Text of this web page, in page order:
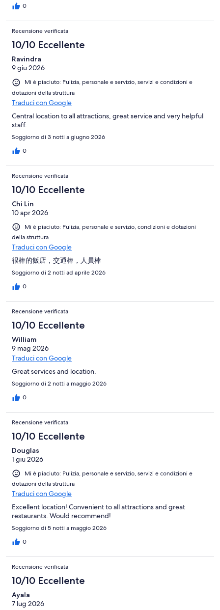
0
Recensione verificata
10/10 Eccellente
Ravindra
9 giu 2026
Mi è piaciuto: Pulizia, personale e servizio, servizi e condizioni e
dotazioni della struttura
Traduci con Google
Central location to all attractions, great service and very helpful
staff.
Soggiorno di 3 notti a giugno 2026
0
Recensione verificata
10/10 Eccellente
Chi Lin
10 apr 2026
Mi è piaciuto: Pulizia, personale e servizio, condizioni e dotazioni
della struttura
Traduci con Google
很棒的飯店，交通棒，人員棒
Soggiorno di 2 notti ad aprile 2026
0
Recensione verificata
10/10 Eccellente
William
9 mag 2026
Traduci con Google
Great services and location.
Soggiorno di 2 notti a maggio 2026
0
Recensione verificata
10/10 Eccellente
Douglas
1 giu 2026
Mi è piaciuto: Pulizia, personale e servizio, servizi e condizioni e
dotazioni della struttura
Traduci con Google
Excellent location! Convenient to all attractions and great
restaurants. Would recommend!
Soggiorno di 5 notti a maggio 2026
0
Recensione verificata
10/10 Eccellente
Ayala
7 lug 2026